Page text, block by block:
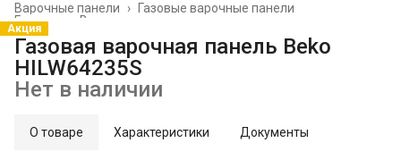
Газовые варочные панели
Варочные панели
›
Встраиваемая техника
Главная
Акция
Газовая варочная панель Beko
HILW64235S
Нет в наличии
О товаре Характеристики Документы